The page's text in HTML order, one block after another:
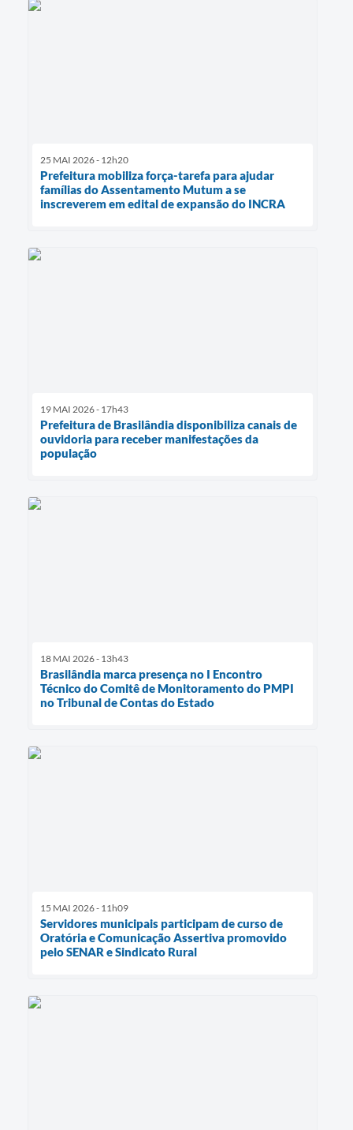
25 MAI 2026 - 12h20
Prefeitura mobiliza força-tarefa para ajudar
famílias do Assentamento Mutum a se
inscreverem em edital de expansão do INCRA
19 MAI 2026 - 17h43
Prefeitura de Brasilândia disponibiliza canais de
ouvidoria para receber manifestações da
população
18 MAI 2026 - 13h43
Brasilândia marca presença no I Encontro
Técnico do Comitê de Monitoramento do PMPI
no Tribunal de Contas do Estado
15 MAI 2026 - 11h09
Servidores municipais participam de curso de
Oratória e Comunicação Assertiva promovido
pelo SENAR e Sindicato Rural